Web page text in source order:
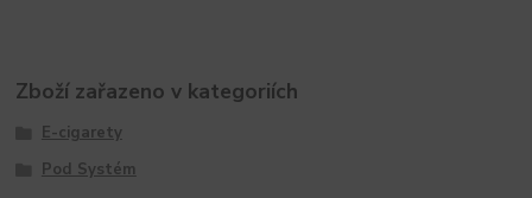
Zboží zařazeno v kategoriích
E-cigarety
Pod Systém